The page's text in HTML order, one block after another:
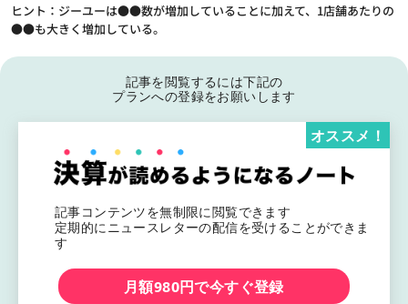
ヒント：ジーユーは●●数が増加していることに加えて、1店舗あたりの
●●も大きく増加している。
記事を閲覧するには下記の
プランへの登録をお願いします
記事コンテンツを無制限に閲覧できます
定期的にニュースレターの配信を受けることができま
す
オススメ！
月額980円で今すぐ登録